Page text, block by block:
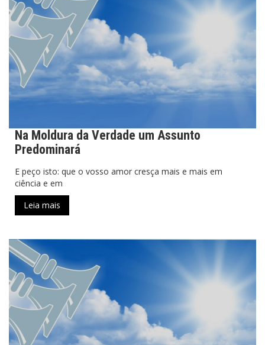
Na Moldura da Verdade um Assunto
Predominará
E peço isto: que o vosso amor cresça mais e mais em
ciência e em
Leia mais